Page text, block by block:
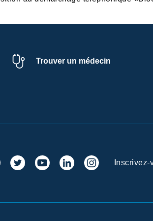
Trouver un médecin